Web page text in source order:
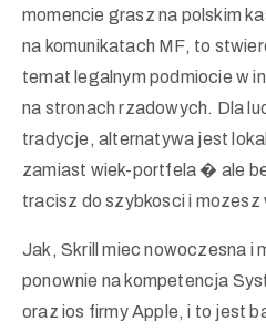
momencie grasz na polskim
na komunikatach MF, to
temat legalnym podmiocie w
na stronach rzadowych. Dla
tradycje, alternatywa jest
zamiast wiek-portfela � ale
tracisz do szybkosci i mozesz
Jak, Skrill miec nowoczesna i
ponownie na kompetencja
oraz ios firmy Apple, i to jest